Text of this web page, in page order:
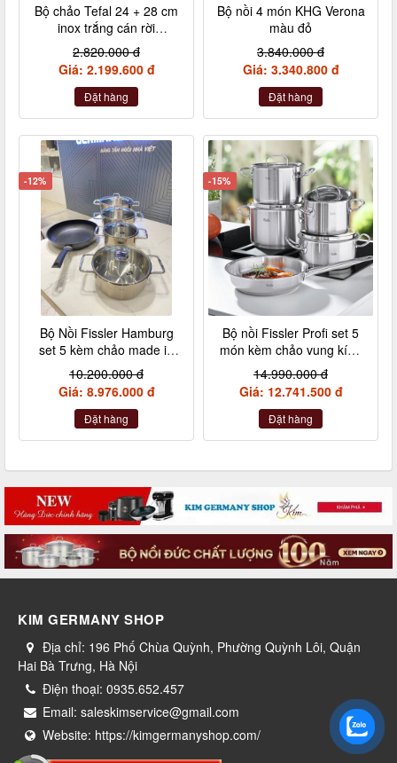
Bộ chảo Tefal 24 + 28 cm
inox trắng cán rời
L9409202
2.820.000 đ
Giá: 2.199.600 đ
Đặt hàng
Bộ nồi 4 món KHG Verona
màu đỏ
3.840.000 đ
Giá: 3.340.800 đ
Đặt hàng
-12%
Bộ Nồi Fissler Hamburg
set 5 kèm chảo made in
Germany nội địa Đức
10.200.000 đ
Giá: 8.976.000 đ
Đặt hàng
-15%
Bộ nồi Fissler Profi set 5
món kèm chảo vung kính
made in Germany
14.990.000 đ
Giá: 12.741.500 đ
Đặt hàng
KIM GERMANY SHOP
Địa chỉ: 196 Phố Chùa Quỳnh, Phường Quỳnh Lôi, Quận
Hai Bà Trưng, Hà Nội
Điện thoại: 0935.652.457
Email: saleskimservice@gmail.com
Website: https://kimgermanyshop.com/